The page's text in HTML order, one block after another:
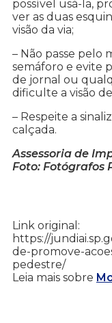
possível usá-la,
ver as duas
visão da via;
– Não passe pelo
semáforo e evite
de jornal ou
dificulte a visão
– Respeite a
calçada.
Assessoria de
Foto: Fotógrafos
Link original:
https://
de-promove-
pedestre/
Leia mais sobre